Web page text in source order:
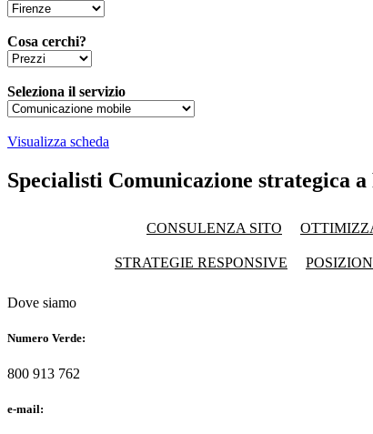
Cosa cerchi?
Seleziona il servizio
Visualizza scheda
Specialisti Comunicazione strategica
CONSULENZA SITO
STRATEGIE RESPONSIVE
Dove siamo
Numero Verde:
800 913 762
e-mail: